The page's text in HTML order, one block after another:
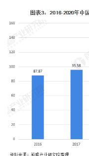
首
页
行